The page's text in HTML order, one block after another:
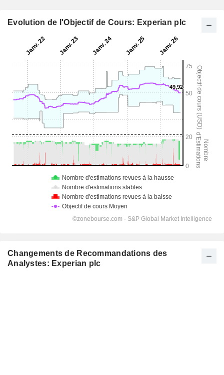
Evolution de l'Objectif de Cours: Experian plc
Changements de Recommandations des
Analystes: Experian plc